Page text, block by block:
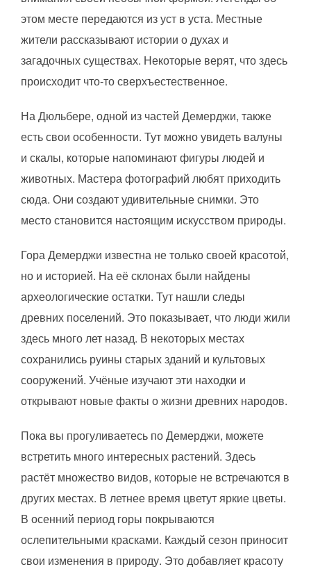
этом месте передаются из уст в уста. Местные
жители рассказывают истории о духах и
загадочных существах. Некоторые верят, что здесь
происходит что-то сверхъестественное.
На Дюльбере, одной из частей Демерджи, также
есть свои особенности. Тут можно увидеть валуны
и скалы, которые напоминают фигуры людей и
животных. Мастера фотографий любят приходить
сюда. Они создают удивительные снимки. Это
место становится настоящим искусством природы.
Гора Демерджи известна не только своей красотой,
но и историей. На её склонах были найдены
археологические остатки. Тут нашли следы
древних поселений. Это показывает, что люди жили
здесь много лет назад. В некоторых местах
сохранились руины старых зданий и культовых
сооружений. Учёные изучают эти находки и
открывают новые факты о жизни древних народов.
Пока вы прогуливаетесь по Демерджи, можете
встретить много интересных растений. Здесь
растёт множество видов, которые не встречаются в
других местах. В летнее время цветут яркие цветы.
В осенний период горы покрываются
ослепительными красками. Каждый сезон приносит
свои изменения в природу. Это добавляет красоту